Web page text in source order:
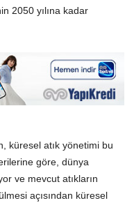
2050 yılına kadar
küresel atık yönetimi bu
göre, dünya
ve mevcut atıkların
açısından küresel